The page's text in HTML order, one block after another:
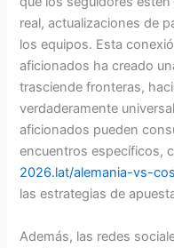
real, actualizaciones de
los equipos. Esta
aficionados ha creado
trasciende fronteras,
verdaderamente
aficionados pueden
encuentros específicos,
2026.lat/alemania-vs-
las estrategias de
Además, las redes